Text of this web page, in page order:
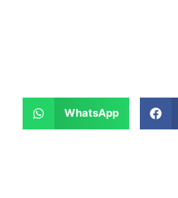
WhatsApp